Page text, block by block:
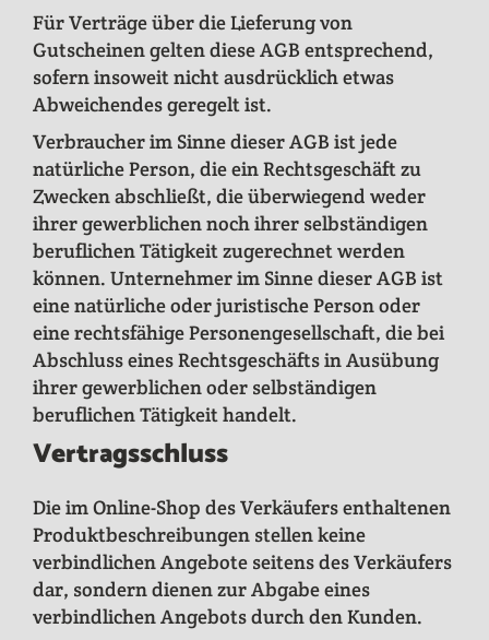
Für Verträge über die Lieferung von
Gutscheinen gelten diese AGB entsprechend,
sofern insoweit nicht ausdrücklich etwas
Abweichendes geregelt ist.
Verbraucher im Sinne dieser AGB ist jede
natürliche Person, die ein Rechtsgeschäft zu
Zwecken abschließt, die überwiegend weder
ihrer gewerblichen noch ihrer selbständigen
beruflichen Tätigkeit zugerechnet werden
können. Unternehmer im Sinne dieser AGB ist
eine natürliche oder juristische Person oder
eine rechtsfähige Personengesellschaft, die bei
Abschluss eines Rechtsgeschäfts in Ausübung
ihrer gewerblichen oder selbständigen
beruflichen Tätigkeit handelt.
Vertragsschluss
Die im Online-Shop des Verkäufers enthaltenen
Produktbeschreibungen stellen keine
verbindlichen Angebote seitens des Verkäufers
dar, sondern dienen zur Abgabe eines
verbindlichen Angebots durch den Kunden.